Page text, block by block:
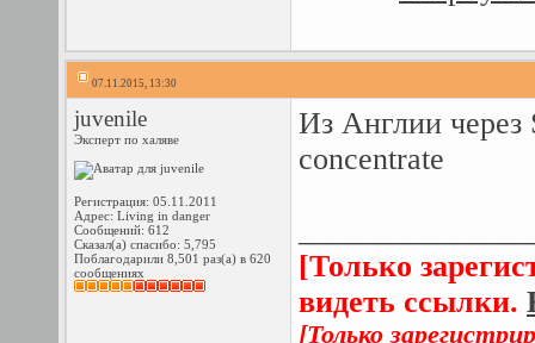
07.11.2015, 13:30
juvenile
Эксперт по халяве
Регистрация: 05.11.2011
Адрес: Living in danger
Сообщений: 612
Сказал(а) спасибо: 5,795
Поблагодарили 8,501 раз(а) в 620
сообщениях
Из Англии через
concentrate
[Только
видеть ссылки.
[Только